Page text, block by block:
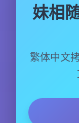
妹相
繁体中文